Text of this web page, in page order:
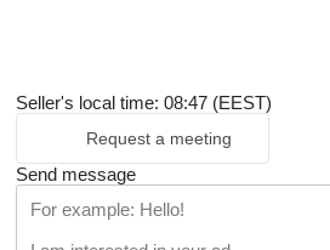
Seller's local time: 08:47 (EEST)
Request a meeting
Send message